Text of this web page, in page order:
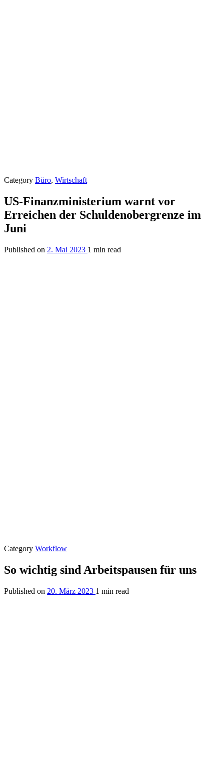
Category Büro, Wirtschaft
US-Finanzministerium warnt vor
Erreichen der Schuldenobergrenze im
Juni
Published on 2. Mai 2023 1 min read
Category Workflow
So wichtig sind Arbeitspausen für uns
Published on 20. März 2023 1 min read